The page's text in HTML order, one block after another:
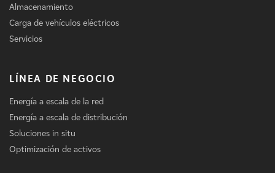
Almacenamiento
Carga de vehículos eléctricos
Servicios
LÍNEA DE NEGOCIO
Energía a escala de la red
Energía a escala de distribución
Soluciones in situ
Optimización de activos